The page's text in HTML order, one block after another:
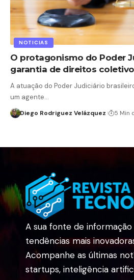
NOTICIAS
O protagonismo do Poder
garantia de direitos
A atuação do Poder Judiciário
um agente…
Diego Rodriguez Velázquez 5 Min
A sua fonte de informação
tendências mais
Acompanhe as últimas
startups, inteligência